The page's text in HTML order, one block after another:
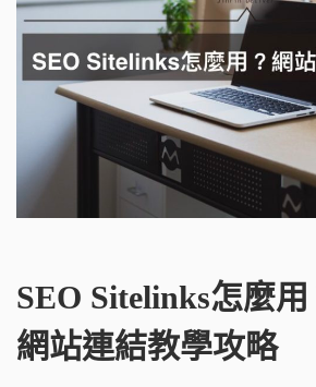
SEO Sitelinks怎麼
網站連結教學攻略